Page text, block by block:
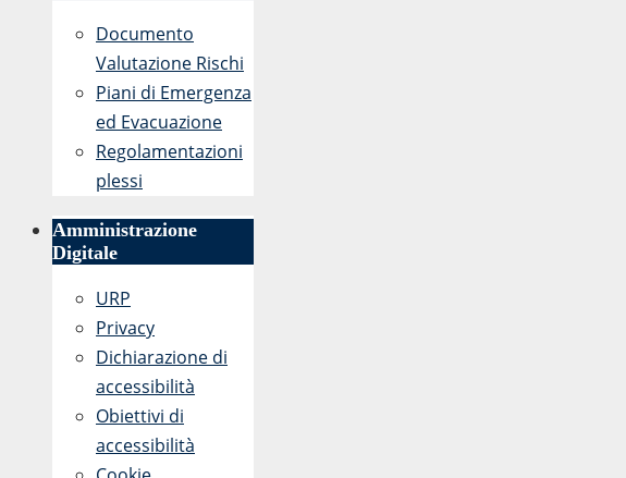
Documento
Valutazione Rischi
Piani di Emergenza
ed Evacuazione
Regolamentazioni
plessi
Amministrazione
Digitale
URP
Privacy
Dichiarazione di
accessibilità
Obiettivi di
accessibilità